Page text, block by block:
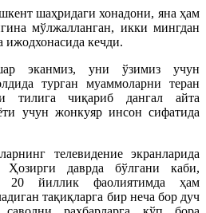
шаҳридаги хонадони, яна ҳам
мўлжалланган, икки мингдан
ижодхонасида кечди.
эканмиз, уни ўзимиз учун
турган муаммоларни теран
тилига чиқариб дангал айта
учун жонкуяр инсон сифатида
телевидение экранларида
Ҳозирги даврда бўлгани каби,
20 йиллик фаолиятимда ҳам
тақиқларга бир неча бор дуч